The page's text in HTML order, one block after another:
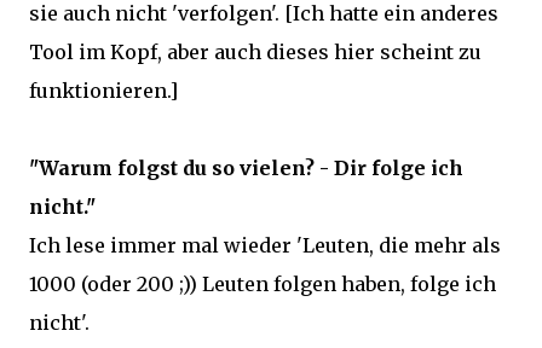
sie auch nicht 'verfolgen'. [Ich hatte ein anderes
Tool im Kopf, aber auch dieses hier scheint zu
funktionieren.]
"Warum folgst du so vielen? - Dir folge ich
nicht."
Ich lese immer mal wieder 'Leuten, die mehr als
1000 (oder 200 ;)) Leuten folgen haben, folge ich
nicht'.